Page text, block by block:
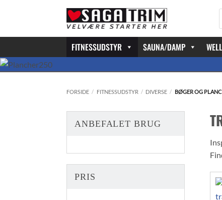
FITNESSUDSTYR SAUNA/DAMP
FORSIDE / FITNESSUDSTYR / DIVERSE / BØGER OG
ANBEFALET BRUG
PRIS